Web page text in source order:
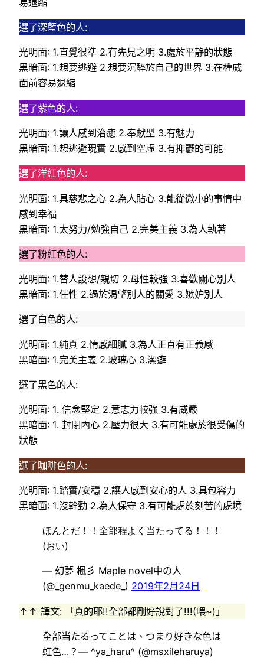
選了深藍色的人:
光明面: 1.直覺很準 2.有先見之明 3.處於平静的狀態
黑暗面: 1.想要逃避 2.想要沉醉於自己的世界 3.在權威
面前容易退縮
選了紫色的人:
光明面: 1.讓人感到治癒 2.奉獻型 3.有魅力
黑暗面: 1.想逃避現實 2.感到空虛 3.有抑鬱的可能
選了洋紅色的人:
光明面: 1.具慈悲之心 2.為人貼心 3.能從微小的事情中
感到幸福
黑暗面: 1.太努力/勉強自己 2.完美主義 3.為人執著
選了粉紅色的人:
光明面: 1.替人設想/親切 2.母性較強 3.喜歡關心別人
黑暗面: 1.任性 2.過於渴望別人的關愛 3.嫉妒別人
選了白色的人:
光明面: 1.純真 2.情感細膩 3.為人正直有正義感
黑暗面: 1.完美主義 2.玻璃心 3.潔癖
選了黑色的人:
光明面: 1. 信念堅定 2.意志力較強 3.有威嚴
黑暗面: 1. 封閉內心 2.壓力很大 3.有可能處於很受傷的
狀態
選了咖啡色的人:
光明面: 1.踏實/安穩 2.讓人感到安心的人 3.具包容力
黑暗面: 1.沒幹勁 2.為人保守 3.有可能處於刻苦的處境
ほんとだ！！全部程よく当たってる！！！
(おい)
— 幻夢 楓彡 Maple novel中の人
(@_genmu_kaede_) 2019年2月24日
↑↑ 譯文: 「真的耶!!全部都剛好說對了!!!(喂~)」
全部当たるってことは、つまり好きな色は
虹色…？— ^ya_haru^ (@msxileharuya)